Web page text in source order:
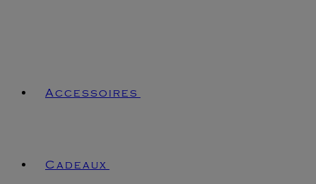
Accessoires
Cadeaux